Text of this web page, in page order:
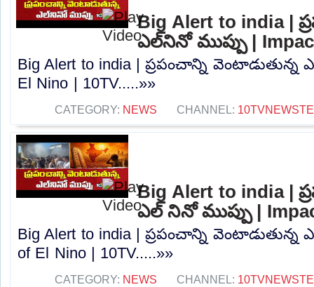
Big Alert to india |
ఎల్‌నినో ముప్పు |
Big Alert to india | ప్రపంచాన్ని వెంటాడుతున్న
El Nino | 10TV.....»»
CATEGORY: NEWS CHANNEL:
Big Alert to india |
ఎల్ నినో ముప్పు |
Big Alert to india | ప్రపంచాన్ని వెంటాడుతున్న
of El Nino | 10TV.....»»
CATEGORY: NEWS CHANNEL: